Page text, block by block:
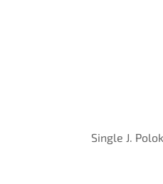
Single J.